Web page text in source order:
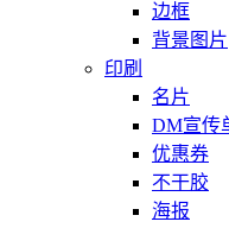
边框
背景图片
印刷
名片
DM宣传
优惠券
不干胶
海报